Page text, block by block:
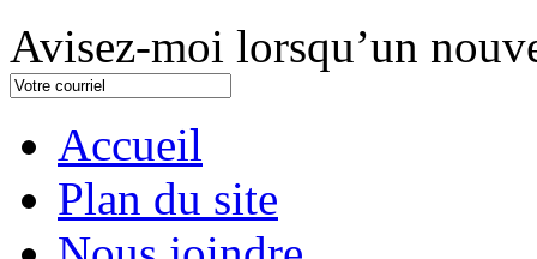
Avisez-moi lorsqu’un
Accueil
Plan du site